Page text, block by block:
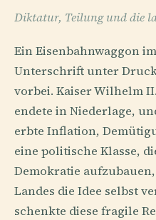
Diktatur, Teilung und die
Ein Eisenbahnwaggon
Unterschrift unter
vorbei. Kaiser Wilhelm
endete in Niederlage,
erbte Inflation,
eine politische Klasse,
Demokratie
Landes die Idee selbst
schenkte diese fragile